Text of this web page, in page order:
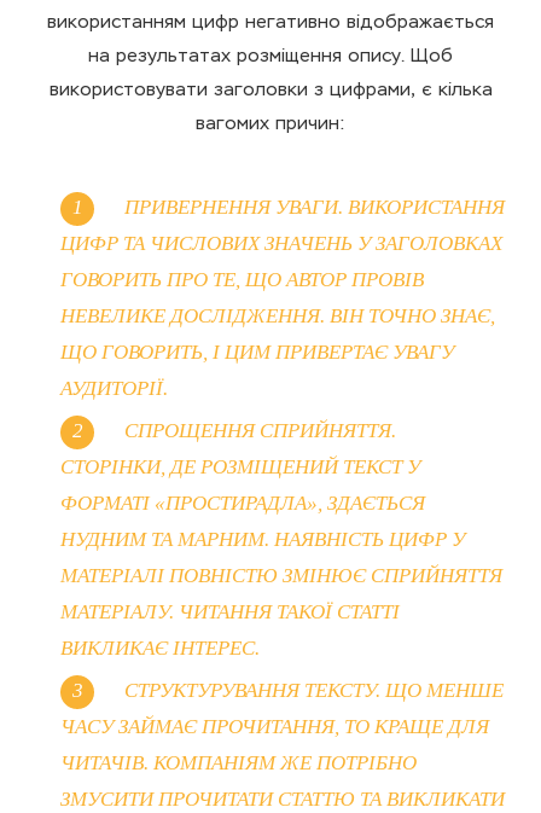
використанням цифр негативно відображається
на результатах розміщення опису. Щоб
використовувати заголовки з цифрами, є кілька
вагомих причин:
ПРИВЕРНЕННЯ УВАГИ. ВИКОРИСТАННЯ
ЦИФР ТА ЧИСЛОВИХ ЗНАЧЕНЬ У ЗАГОЛОВКАХ
ГОВОРИТЬ ПРО ТЕ, ЩО АВТОР ПРОВІВ
НЕВЕЛИКЕ ДОСЛІДЖЕННЯ. ВІН ТОЧНО ЗНАЄ,
ЩО ГОВОРИТЬ, І ЦИМ ПРИВЕРТАЄ УВАГУ
АУДИТОРІЇ.
СПРОЩЕННЯ СПРИЙНЯТТЯ.
СТОРІНКИ, ДЕ РОЗМІЩЕНИЙ ТЕКСТ У
ФОРМАТІ «ПРОСТИРАДЛА», ЗДАЄТЬСЯ
НУДНИМ ТА МАРНИМ. НАЯВНІСТЬ ЦИФР У
МАТЕРІАЛІ ПОВНІСТЮ ЗМІНЮЄ СПРИЙНЯТТЯ
МАТЕРІАЛУ. ЧИТАННЯ ТАКОЇ СТАТТІ
ВИКЛИКАЄ ІНТЕРЕС.
СТРУКТУРУВАННЯ ТЕКСТУ. ЩО МЕНШЕ
ЧАСУ ЗАЙМАЄ ПРОЧИТАННЯ, ТО КРАЩЕ ДЛЯ
ЧИТАЧІВ. КОМПАНІЯМ ЖЕ ПОТРІБНО
ЗМУСИТИ ПРОЧИТАТИ СТАТТЮ ТА ВИКЛИКАТИ